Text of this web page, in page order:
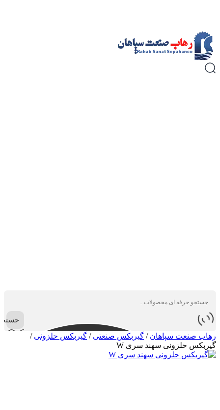
رهاب صنعت سپاهان / گیربکس صنعتی / گیربکس حلزونی /
گیربکس حلزونی سهند سری W